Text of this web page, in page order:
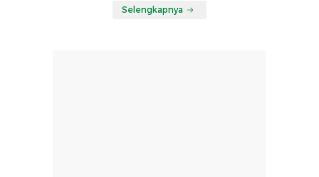
Selengkapnya